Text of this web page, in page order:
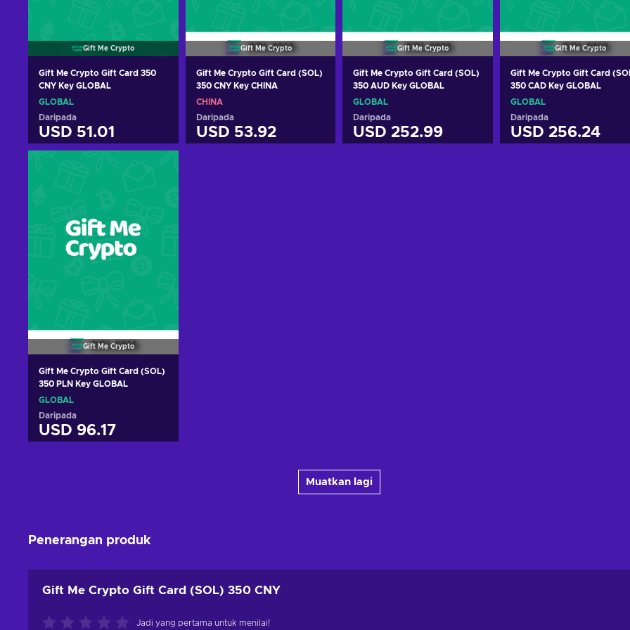
Gift Me Crypto
Gift Me Crypto Gift Card 350
CNY Key GLOBAL
GLOBAL
Daripada
USD 51.01
Gift Me Crypto
Gift Me Crypto Gift Card (SOL)
350 CNY Key CHINA
CHINA
Daripada
USD 53.92
Gift Me Crypto
Gift Me Crypto Gift Card (SOL)
350 AUD Key GLOBAL
GLOBAL
Daripada
USD 252.99
Gift Me Crypto
Gift Me Crypto Gift Card
350 CAD Key GLOBAL
GLOBAL
Daripada
USD 256.24
Gift Me Crypto
Gift Me Crypto Gift Card (SOL)
350 PLN Key GLOBAL
GLOBAL
Daripada
USD 96.17
Muatkan lagi
Penerangan produk
Gift Me Crypto Gift Card (SOL) 350 CNY
Jadi yang pertama untuk menilai!